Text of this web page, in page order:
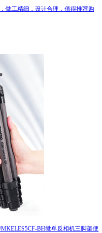
做工精细，设计合理，值得推荐购
BH微单反相机三脚架便